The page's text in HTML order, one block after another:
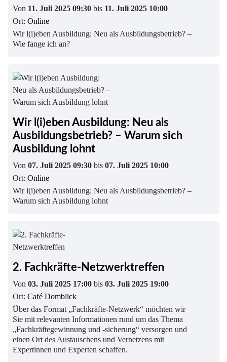
Von 11. Juli 2025 09:30 bis 11. Juli 2025 10:00
Ort: Online
Wir l(i)eben Ausbildung: Neu als Ausbildungsbetrieb? –
Wie fange ich an?
Wir l(i)eben Ausbildung: Neu als
Ausbildungsbetrieb? – Warum sich
Ausbildung lohnt
Von 07. Juli 2025 09:30 bis 07. Juli 2025 10:00
Ort: Online
Wir l(i)eben Ausbildung: Neu als Ausbildungsbetrieb? –
Warum sich Ausbildung lohnt
2. Fachkräfte-Netzwerktreffen
Von 03. Juli 2025 17:00 bis 03. Juli 2025 19:00
Ort: Café Domblick
Über das Format „Fachkräfte-Netzwerk“ möchten wir
Sie mit relevanten Informationen rund um das Thema
„Fachkräftegewinnung und -sicherung“ versorgen und
einen Ort des Austauschens und Vernetzens mit
Expertinnen und Experten schaffen.